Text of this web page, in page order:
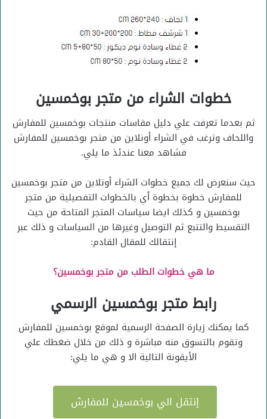
خطوات الشراء من متجر بوخمسين
ثم بعدما تعرفت علي دليل مقاسات منتجات بوخمسين للمفارش
واللحاف وترغب في الشراء أونلاين من متجر بوخمسين للمفارش
فشاهد معنا عندئذ ما يلي.
حيث سنعرض لك جميع خطوات الشراء أونلاين من متجر بوخمسين
للمفارش خطوة بخطوة أي بالخطوات التفصيلية من متجر
بوخمسين و كذلك ايضا سياسات المتجر المتاحة من حيث
التقسيط والتتبع ثم التوصيل وغيرها من السياسات و ذلك عبر
إنتقالك للمقال القادم:
ما هي خطوات الطلب من متجر بوخمسين؟
رابط متجر بوخمسين الرسمي
كما يمكنك زيارة الصفحة الرسمية لموقع بوخمسين للمفارش
وتقوم بالتسوق منه مباشرة و ذلك من خلال ضغطك علي
الأيقونة التالية الا و هي ما يلي:
إنتقل الي بوخمسين للمفارش